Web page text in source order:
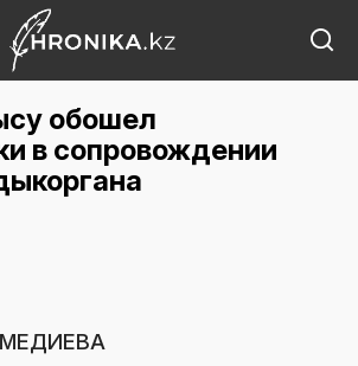
обошел
в сопровождении